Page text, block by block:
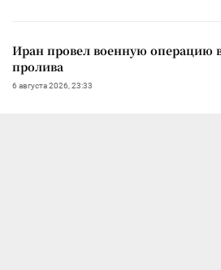
Иран провел военную операцию
пролива
6 августа 2026, 23:33